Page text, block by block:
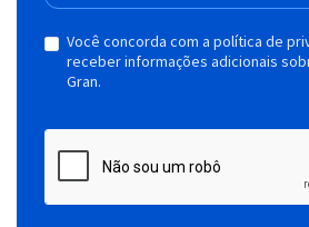
Você concorda com a política de
receber informações adicionais
Gran.